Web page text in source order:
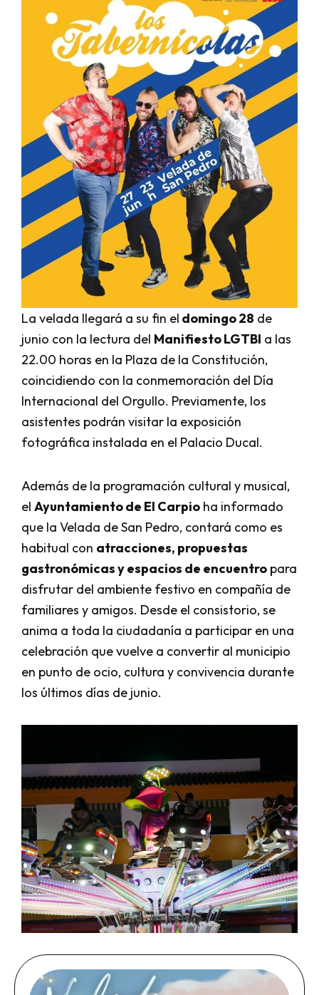
La velada llegará a su fin el domingo 28 de
junio con la lectura del Manifiesto LGTBI a las
22.00 horas en la Plaza de la Constitución,
coincidiendo con la conmemoración del Día
Internacional del Orgullo. Previamente, los
asistentes podrán visitar la exposición
fotográfica instalada en el Palacio Ducal.
Además de la programación cultural y musical,
el Ayuntamiento de El Carpio ha informado
que la Velada de San Pedro, contará como es
habitual con atracciones, propuestas
gastronómicas y espacios de encuentro para
disfrutar del ambiente festivo en compañía de
familiares y amigos. Desde el consistorio, se
anima a toda la ciudadanía a participar en una
celebración que vuelve a convertir al municipio
en punto de ocio, cultura y convivencia durante
los últimos días de junio.